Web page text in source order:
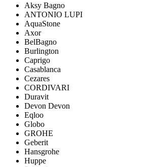
Aksy Bagno
ANTONIO LUPI
AquaStone
Axor
BelBagno
Burlington
Caprigo
Casablanca
Cezares
CORDIVARI
Duravit
Devon Devon
Eqloo
Globo
GROHE
Geberit
Hansgrohe
Huppe